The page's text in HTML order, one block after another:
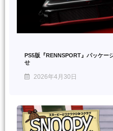
PS5版『RENNSPORT』パッケー
せ
2026年4月30日